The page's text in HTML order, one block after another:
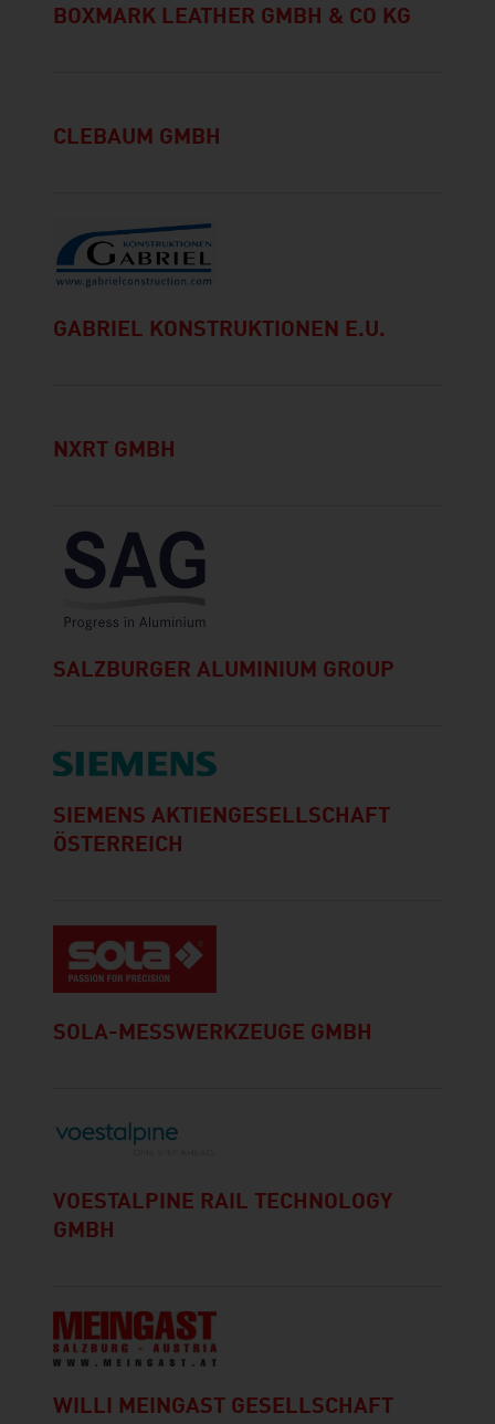
BOXMARK LEATHER GMBH & CO KG
CLEBAUM GMBH
GABRIEL KONSTRUKTIONEN E.U.
NXRT GMBH
SALZBURGER ALUMINIUM GROUP
SIEMENS AKTIENGESELLSCHAFT
ÖSTERREICH
SOLA-MESSWERKZEUGE GMBH
VOESTALPINE RAIL TECHNOLOGY
GMBH
WILLI MEINGAST GESELLSCHAFT